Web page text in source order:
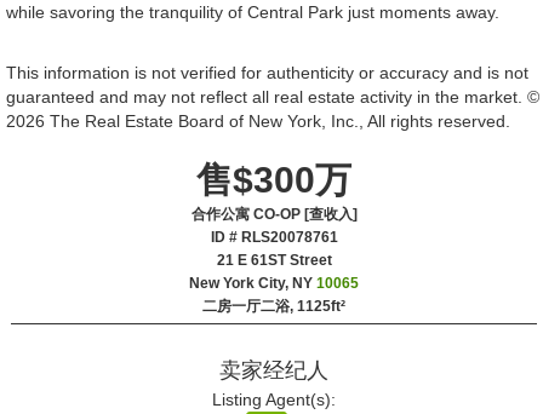
while savoring the tranquility of Central Park just moments away.
This information is not verified for authenticity or accuracy and is not
guaranteed and may not reflect all real estate activity in the market. ©
2026 The Real Estate Board of New York, Inc., All rights reserved.
售$300万
合作公寓 CO-OP [查收入]
ID # RLS20078761
‎21 E 61ST Street
New York City, NY 10065
二房一厅二浴, 1125ft²
卖家经纪人
Listing Agent(s):‎